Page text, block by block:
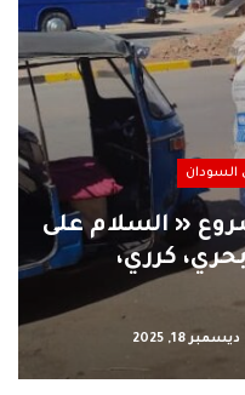
« السلام على
كرري،
ديسمبر 18, 2025